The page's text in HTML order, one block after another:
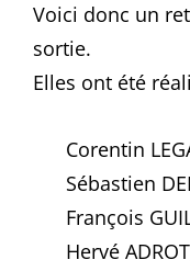
Voici donc un
sortie.
Elles ont été
Corentin
Sébastien
François
Hervé